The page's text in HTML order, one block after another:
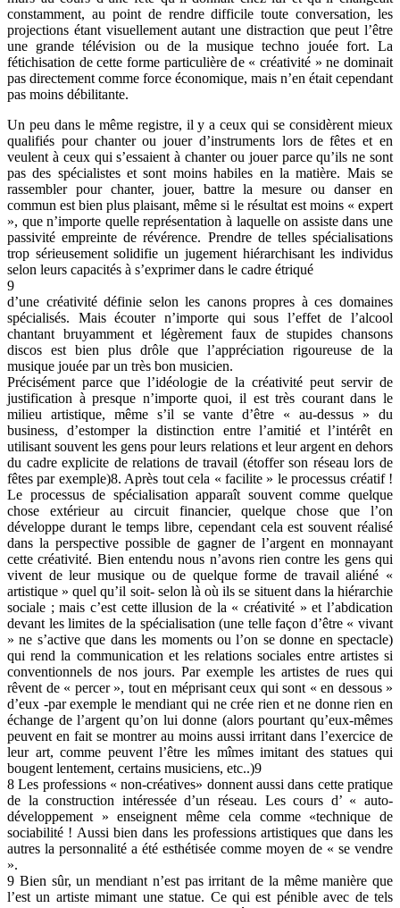
constamment, au point de rendre difficile toute conversation, les
projections étant visuellement autant une distraction que peut l’être
une grande télévision ou de la musique techno jouée fort. La
fétichisation de cette forme particulière de « créativité » ne dominait
pas directement comme force économique, mais n’en était cependant
pas moins débilitante.
Un peu dans le même registre, il y a ceux qui se considèrent mieux
qualifiés pour chanter ou jouer d’instruments lors de fêtes et en
veulent à ceux qui s’essaient à chanter ou jouer parce qu’ils ne sont
pas des spécialistes et sont moins habiles en la matière. Mais se
rassembler pour chanter, jouer, battre la mesure ou danser en
commun est bien plus plaisant, même si le résultat est moins « expert
», que n’importe quelle représentation à laquelle on assiste dans une
passivité empreinte de révérence. Prendre de telles spécialisations
trop sérieusement solidifie un jugement hiérarchisant les individus
selon leurs capacités à s’exprimer dans le cadre étriqué
9
d’une créativité définie selon les canons propres à ces domaines
spécialisés. Mais écouter n’importe qui sous l’effet de l’alcool
chantant bruyamment et légèrement faux de stupides chansons
discos est bien plus drôle que l’appréciation rigoureuse de la
musique jouée par un très bon musicien.
Précisément parce que l’idéologie de la créativité peut servir de
justification à presque n’importe quoi, il est très courant dans le
milieu artistique, même s’il se vante d’être « au-dessus » du
business, d’estomper la distinction entre l’amitié et l’intérêt en
utilisant souvent les gens pour leurs relations et leur argent en dehors
du cadre explicite de relations de travail (étoffer son réseau lors de
fêtes par exemple)8. Après tout cela « facilite » le processus créatif !
Le processus de spécialisation apparaît souvent comme quelque
chose extérieur au circuit financier, quelque chose que l’on
développe durant le temps libre, cependant cela est souvent réalisé
dans la perspective possible de gagner de l’argent en monnayant
cette créativité. Bien entendu nous n’avons rien contre les gens qui
vivent de leur musique ou de quelque forme de travail aliéné «
artistique » quel qu’il soit- selon là où ils se situent dans la hiérarchie
sociale ; mais c’est cette illusion de la « créativité » et l’abdication
devant les limites de la spécialisation (une telle façon d’être « vivant
» ne s’active que dans les moments ou l’on se donne en spectacle)
qui rend la communication et les relations sociales entre artistes si
conventionnels de nos jours. Par exemple les artistes de rues qui
rêvent de « percer », tout en méprisant ceux qui sont « en dessous »
d’eux -par exemple le mendiant qui ne crée rien et ne donne rien en
échange de l’argent qu’on lui donne (alors pourtant qu’eux-mêmes
peuvent en fait se montrer au moins aussi irritant dans l’exercice de
leur art, comme peuvent l’être les mîmes imitant des statues qui
bougent lentement, certains musiciens, etc..)9
8 Les professions « non-créatives» donnent aussi dans cette pratique
de la construction intéressée d’un réseau. Les cours d’ « auto-
développement » enseignent même cela comme «technique de
sociabilité ! Aussi bien dans les professions artistiques que dans les
autres la personnalité a été esthétisée comme moyen de « se vendre
».
9 Bien sûr, un mendiant n’est pas irritant de la même manière que
l’est un artiste mimant une statue. Ce qui est pénible avec de tels